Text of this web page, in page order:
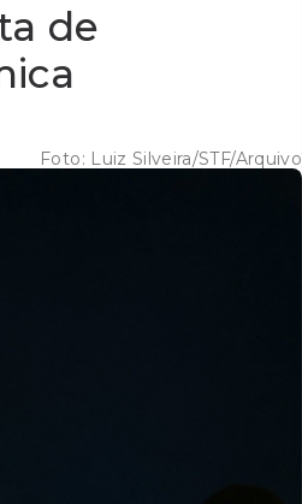
de
Foto: Luiz Silveira/STF/Arquivo